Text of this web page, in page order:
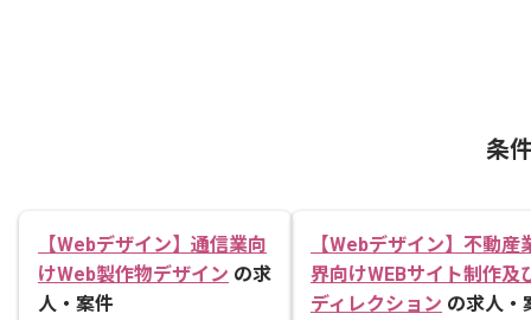
条
【Webデザイン】通信業向
けWeb製作物デザイン の求
人・案件
【Webデザイン】不動産
界向けWEBサイト制作及
ディレクション の求人・